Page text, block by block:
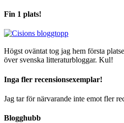
Fin 1 plats!
Högst oväntat tog jag hem första
över svenska litteraturbloggar. Kul!
Inga fler recensionsexemplar!
Jag tar för närvarande inte emot fler
Blogghubb